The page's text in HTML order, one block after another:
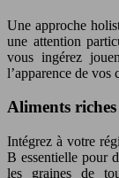
Une approche
une attention
vous ingérez
l’apparence de vos
Aliments
Intégrez à votre
B essentielle pour
les graines de